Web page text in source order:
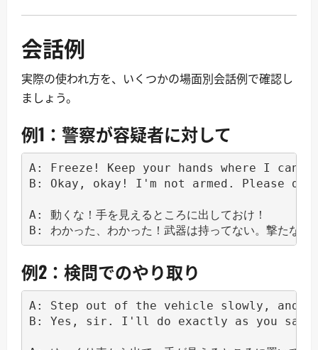
会話例
実際の使われ方を、いくつかの場面別会話例で確認し
ましょう。
例1：警察が容疑者に対して
A: Freeze! Keep your hands where I can
B: Okay, okay! I'm not armed. Please
A: 動くな！手を見えるところに出しておけ！
例2：検問でのやり取り
A: Step out of the vehicle slowly, and
B: Yes, sir. I'll do exactly as you say.